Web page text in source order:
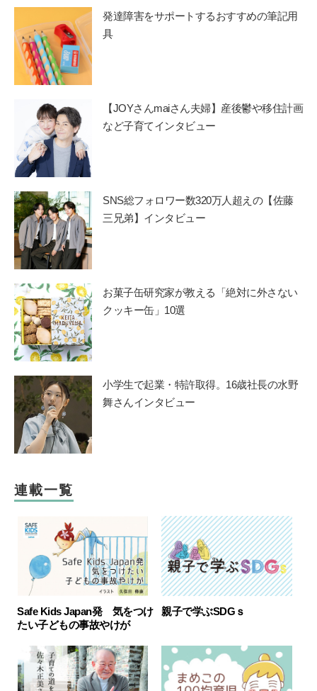
発達障害をサポートするおすすめの筆記用
具
【JOYさんmaiさん夫婦】産後鬱や移住計画
など子育てインタビュー
SNS総フォロワー数320万人超えの【佐藤
三兄弟】インタビュー
お菓子缶研究家が教える「絶対に外さない
クッキー缶」10選
小学生で起業・特許取得。16歳社長の水野
舞さんインタビュー
連載一覧
Safe Kids Japan発 気をつけ
たい子どもの事故やけが
親子で学ぶSDGｓ